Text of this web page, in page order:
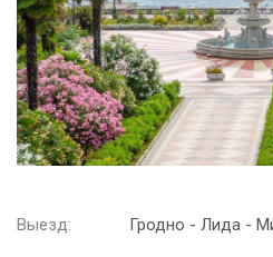
Выезд:
Гродно - Лида -